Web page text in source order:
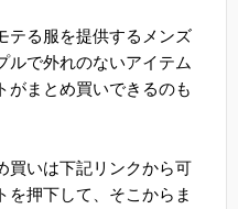
テる服を提供するメンズ
ルで外れのないアイテム
がまとめ買いできるのも
買いは下記リンクから可
を押下して、そこからま